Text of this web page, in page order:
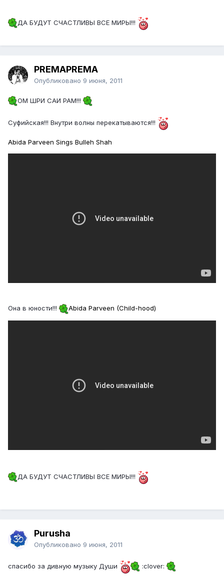
ДА БУДУТ СЧАСТЛИВЫ ВСЕ МИРЫ!!!
PREMAPREMA
Опубликовано 9 июня, 2011
ОМ ШРИ САИ РАМ!!!
Суфийская!!! Внутри волны перекатываются!!!
Abida Parveen Sings Bulleh Shah
Она в юности!!! Abida Parveen (Child-hood)
ДА БУДУТ СЧАСТЛИВЫ ВСЕ МИРЫ!!!
Purusha
Опубликовано 9 июня, 2011
спасибо за дивную музыку Души :clover: